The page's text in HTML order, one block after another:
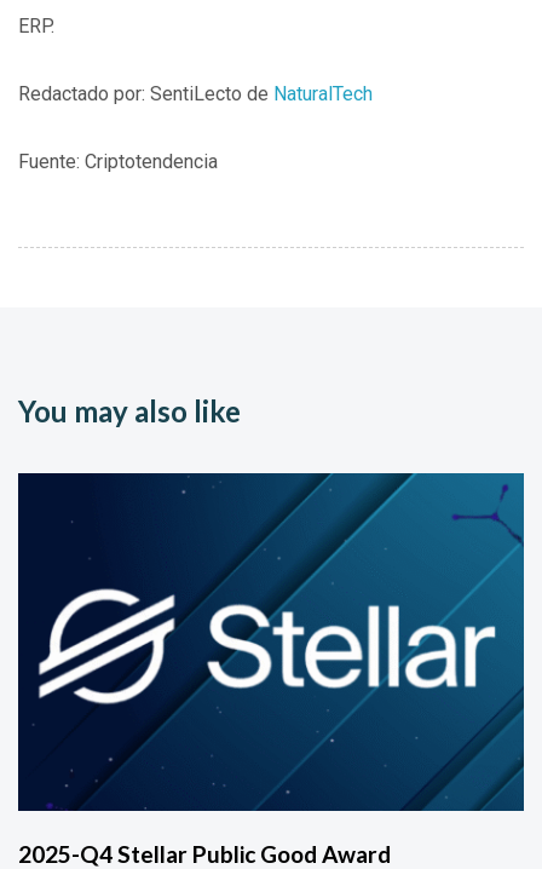
ERP.
Redactado por: SentiLecto de NaturalTech
Fuente: Criptotendencia
You may also like
2025-Q4 Stellar Public Good Award